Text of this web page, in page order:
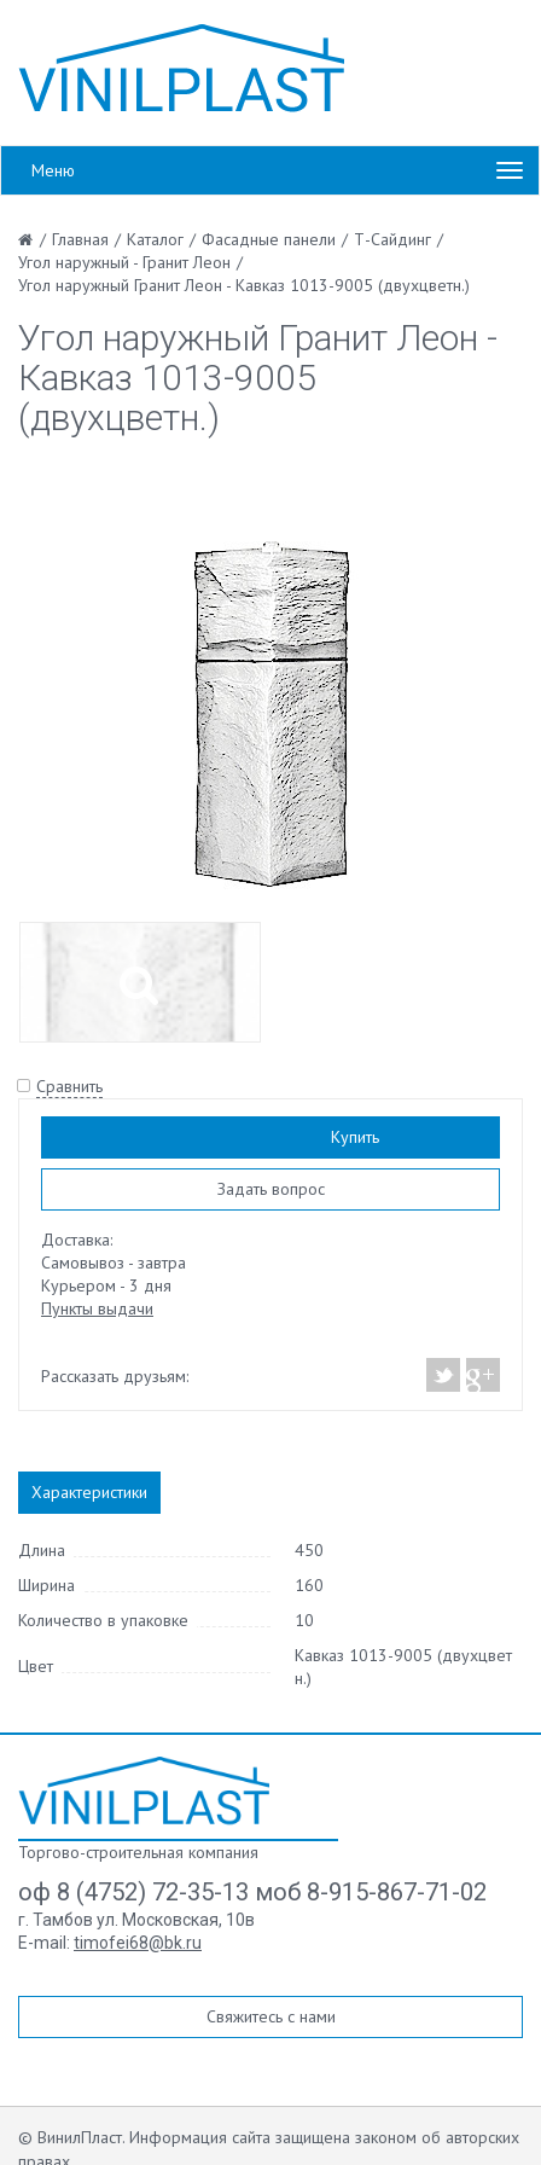
Меню
/ Главная / Каталог / Фасадные панели / Т-Сайдинг /
Угол наружный - Гранит Леон /
Угол наружный Гранит Леон - Кавказ 1013-9005 (двухцветн.)
Угол наружный Гранит Леон -
Кавказ 1013-9005
(двухцветн.)
Сравнить
Купить
Задать вопрос
Доставка:
Самовывоз - завтра
Курьером - 3 дня
Пункты выдачи
Рассказать друзьям:
Характеристики
Длина
450
Ширина
160
Количество в упаковке
10
Цвет
Кавказ 1013-9005 (двухцвет
н.)
Торгово-строительная компания
оф 8 (4752) 72-35-13 моб 8-915-867-71-02
г. Тамбов ул. Московская, 10в
E-mail: timofei68@bk.ru
Свяжитесь с нами
© ВинилПласт. Информация сайта защищена законом об авторских